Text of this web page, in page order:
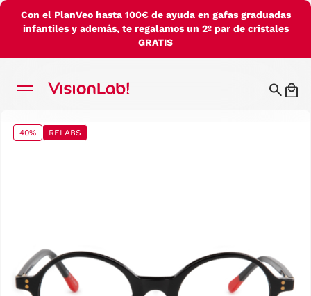
Con el PlanVeo hasta 100€ de ayuda en gafas graduadas
infantiles y además, te regalamos un 2º par de cristales
GRATIS
40% RELABS